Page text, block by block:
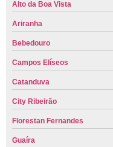
Alto da Boa Vista
Ariranha
Bebedouro
Campos Elíseos
Catanduva
City Ribeirão
Florestan Fernandes
Guaíra